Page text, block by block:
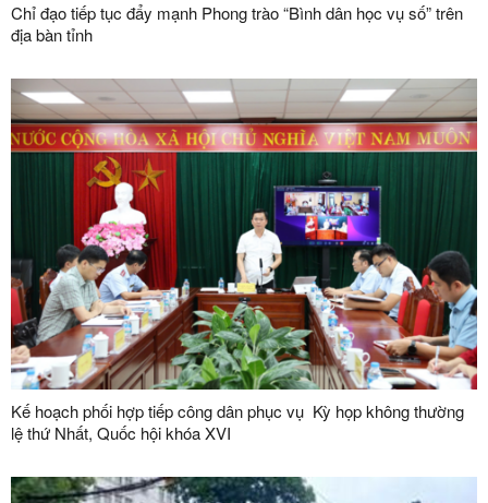
Chỉ đạo tiếp tục đẩy mạnh Phong trào “Bình dân học vụ số” trên
địa bàn tỉnh
Kế hoạch phối hợp tiếp công dân phục vụ Kỳ họp không thường
lệ thứ Nhất, Quốc hội khóa XVI